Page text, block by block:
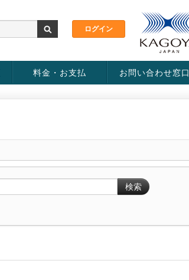
料金・お支払 お問い合わせ窓口
検索